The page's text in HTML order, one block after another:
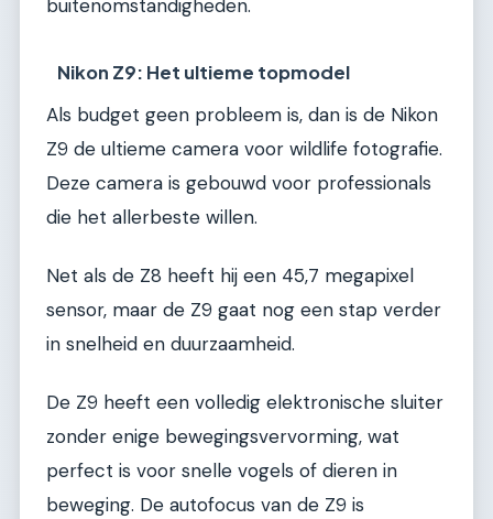
buitenomstandigheden.
Nikon Z9: Het ultieme topmodel
Als budget geen probleem is, dan is de Nikon
Z9 de ultieme camera voor wildlife fotografie.
Deze camera is gebouwd voor professionals
die het allerbeste willen.
Net als de Z8 heeft hij een 45,7 megapixel
sensor, maar de Z9 gaat nog een stap verder
in snelheid en duurzaamheid.
De Z9 heeft een volledig elektronische sluiter
zonder enige bewegingsvervorming, wat
perfect is voor snelle vogels of dieren in
beweging. De autofocus van de Z9 is